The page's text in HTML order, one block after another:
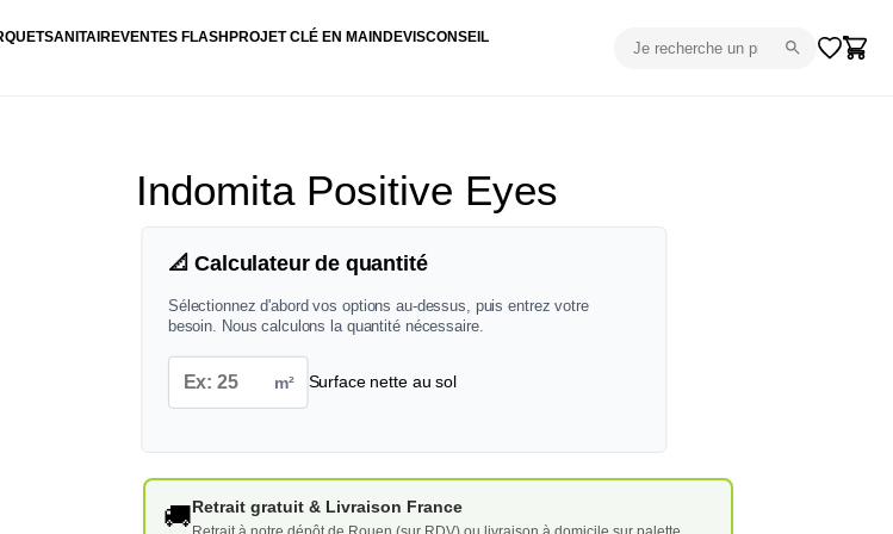
SANITAIREVENTES FLASH PROJET CLÉ EN MAIN DEVISCONSEIL
Indomita Positive Eyes
📐 Calculateur de quantité
Sélectionnez d'abord vos options au-dessus, puis entrez votre
besoin. Nous calculons la quantité nécessaire.
m² Surface nette au sol
🚚Retrait gratuit & Livraison France